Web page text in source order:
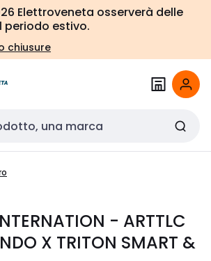
Elettroveneta osserverà delle
periodo estivo.
chiusure
- ARTTLC
X TRITON SMART &